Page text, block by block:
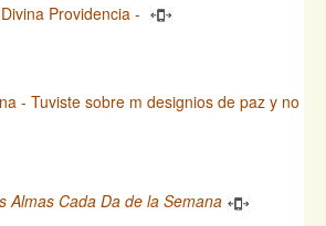
Providencia -
- Tuviste sobre m designios de paz y no
Almas Cada Da de la Semana